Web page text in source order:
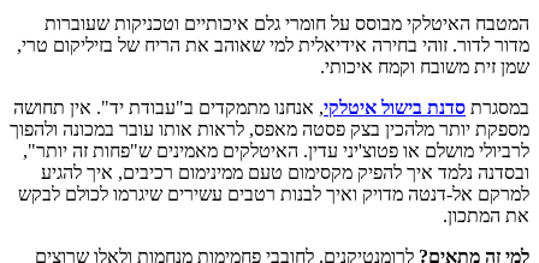
המטבח האיטלקי מבוסס על חומרי גלם איכותיים וטכניקות שעוברות
מדור לדור. זוהי בחירה אידיאלית למי שאוהב את הריח של בזיליקום טרי,
שמן זית משובח וקמח איכותי.
במסגרת סדנת בישול איטלקי, אנחנו מתמקדים ב"עבודת יד". אין תחושה
מספקת יותר מלהכין בצק פסטה מאפס, לראות אותו עובר במכונה ולהפוך
לרביולי מושלם או פטוצ'יני עדין. האיטלקים מאמינים ש"פחות זה יותר",
ובסדנה נלמד איך להפיק מקסימום טעם ממינימום רכיבים, איך להגיע
למרקם אל-דנטה מדויק ואיך לבנות רטבים עשירים שיגרמו לכולם לבקש
את המתכון.
למי זה מתאים? לרומנטיקנים, לחובבי פחמימות מנחמות ולאלו שרוצים